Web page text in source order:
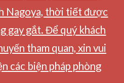
Nagoya, thời tiết được
gay gắt. Để quý khách
tham quan, xin vui
các biện pháp phòng